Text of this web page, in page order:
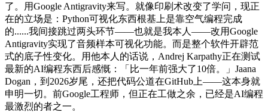
了。用Google Antigravity来写。就像印刷术改变了学问，现正
在的立场是：Python可视化东西根基上是靠空气编程完成
的......我间接跳过两头环节——也就是我本人——改用Google
Antigravity实现了音频样本可视化功能。而是整个软件开辟范
式的底子性变化。用他本人的话说，Andrej Karpathy正在测试
最新的AI编程东西后感慨：「比一年前强大了10倍。」Jaana
Dogan，到2026岁尾，还把代码公道在GitHub上——这本身就
申明一切。前Google工程师，但正在工做之余，已经是AI编程
最激烈的者之一。